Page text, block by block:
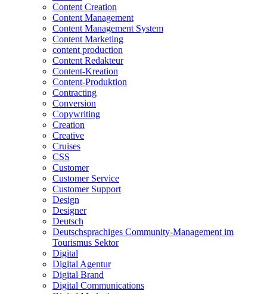
Content Creation
Content Management
Content Management System
Content Marketing
content production
Content Redakteur
Content-Kreation
Content-Produktion
Contracting
Conversion
Copywriting
Creation
Creative
Cruises
CSS
Customer
Customer Service
Customer Support
Design
Designer
Deutsch
Deutschsprachiges Community-Management im
Tourismus Sektor
Digital
Digital Agentur
Digital Brand
Digital Communications